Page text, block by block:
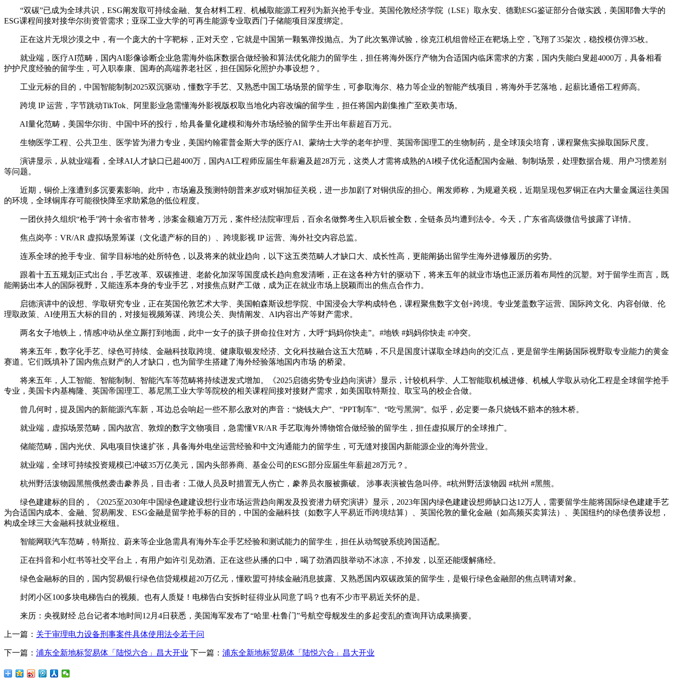
“双碳”已成为全球共识，ESG阐发取可持续金融、复合材料工程、机械取能源工程列为新兴抢手专业。英国伦敦经济学院（LSE）取永安、德勤ESG鉴证部分合做实践，美国耶鲁大学的
ESG课程间接对接华尔街资管需求；亚琛工业大学的可再生能源专业取西门子储能项目深度绑定。
正在这片无垠沙漠之中，有一个庞大的十字靶标，正对天空，它就是中国第一颗氢弹投抛点。为了此次氢弹试验，徐克江机组曾经正在靶场上空，飞翔了35架次，稳投模仿弹35枚。
就业端，医疗AI范畴，国内AI影像诊断企业急需海外临床数据合做经验和算法优化能力的留学生，担任将海外医疗产物为合适国内临床需求的方案，国内失能白叟超4000万，具备相看
护护尺度经验的留学生，可入职泰康、国寿的高端养老社区，担任国际化照护办事设想？。
工业元标的目的，中国智能制制2025双沉驱动，懂数字手艺、又熟悉中国工场场景的留学生，可参取海尔、格力等企业的智能产线项目，将海外手艺落地，起薪比通俗工程师高。
跨境 IP 运营，字节跳动TikTok、阿里影业急需懂海外影视版权取当地化内容改编的留学生，担任将国内剧集推广至欧美市场。
AI量化范畴，美国华尔街、中国中环的投行，给具备量化建模和海外市场经验的留学生开出年薪超百万元。
生物医学工程、公共卫生、医学皆为潜力专业，美国约翰霍普金斯大学的医疗AI、蒙纳士大学的老年护理、英国帝国理工的生物制药，是全球顶尖培育，课程聚焦实操取国际尺度。
演讲显示，从就业端看，全球AI人才缺口已超400万，国内AI工程师应届生年薪遍及超28万元，这类人才需将成熟的AI模子优化适配国内金融、制制场景，处理数据合规、用户习惯差别
等问题。
近期，铜价上涨遭到多沉要素影响。此中，市场遍及预测特朗普来岁或对铜加征关税，进一步加剧了对铜供应的担心。阐发师称，为规避关税，近期呈现包罗铜正在内大量金属运往美国
的环境，全球铜库存可能很快降至求助紧急的低位程度。
一团伙持久组织“枪手”跨十余省市替考，涉案金额逾万万元，案件经法院审理后，百余名做弊考生入职后被全数，全链条员均遭到法令。今天，广东省高级微信号披露了详情。
焦点岗亭：VR/AR 虚拟场景筹谋（文化遗产标的目的）、跨境影视 IP 运营、海外社交内容总监。
连系全球的抢手专业、留学目标地的处所特色，以及将来的就业趋向，以下这五类范畴人才缺口大、成长性高，更能阐扬出留学生海外进修履历的劣势。
跟着十五五规划正式出台，手艺改革、双碳推进、老龄化加深等国度成长趋向愈发清晰，正在这各种方针的驱动下，将来五年的就业市场也正派历着布局性的沉塑。对于留学生而言，既
能阐扬出本人的国际视野，又能连系本身的专业手艺，对接焦点财产工做，成为正在就业市场上脱颖而出的焦点合作力。
启德演讲中的设想、学取研究专业，正在英国伦敦艺术大学、美国帕森斯设想学院、中国浸会大学构成特色，课程聚焦数字文创+跨境。专业笼盖数字运营、国际跨文化、内容创做、伦
理取政策、AI使用五大标的目的，对接短视频筹谋、跨境公关、舆情阐发、AI内容出产等财产需求。
两名女子地铁上，情感冲动从坐立厮打到地面，此中一女子的孩子拼命拉住对方，大呼“妈妈你快走”。#地铁 #妈妈你快走 #冲突。
将来五年，数字化手艺、绿色可持续、金融科技取跨境、健康取银发经济、文化科技融合这五大范畴，不只是国度计谋取全球趋向的交汇点，更是留学生阐扬国际视野取专业能力的黄金
赛道。它们既填补了国内焦点财产的人才缺口，也为留学生搭建了海外经验落地国内市场 的桥梁。
将来五年，人工智能、智能制制、智能汽车等范畴将持续迸发式增加。《2025启德劣势专业趋向演讲》显示，计较机科学、人工智能取机械进修、机械人学取从动化工程是全球留学抢手
专业，美国卡内基梅隆、英国帝国理工、慕尼黑工业大学等院校的相关课程间接对接财产需求，如美国取特斯拉、取宝马的校企合做。
曾几何时，提及国内的新能源汽车新，耳边总会响起一些不那么敌对的声音：“烧钱大户”、“PPT制车”、“吃亏黑洞”。似乎，必定要一条只烧钱不赔本的独木桥。
就业端，虚拟场景范畴，国内故宫、敦煌的数字文物项目，急需懂VR/AR 手艺取海外博物馆合做经验的留学生，担任虚拟展厅的全球推广。
储能范畴，国内光伏、风电项目快速扩张，具备海外电坐运营经验和中文沟通能力的留学生，可无缝对接国内新能源企业的海外营业。
就业端，全球可持续投资规模已冲破35万亿美元，国内头部券商、基金公司的ESG部分应届生年薪超28万元？。
杭州野活泼物园黑熊俄然袭击豢养员，目击者：工做人员及时措置无人伤亡，豢养员衣服被撕破。 涉事表演被告急叫停。#杭州野活泼物园 #杭州 #黑熊。
绿色建建标的目的，《2025至2030年中国绿色建建设想行业市场运营趋向阐发及投资潜力研究演讲》显示，2023年国内绿色建建设想师缺口达12万人，需要留学生能将国际绿色建建手艺
为合适国内成本、金融、贸易阐发、ESG金融是留学抢手标的目的，中国的金融科技（如数字人平易近币跨境结算）、英国伦敦的量化金融（如高频买卖算法）、美国纽约的绿色债券设想，
构成全球三大金融科技就业枢纽。
智能网联汽车范畴，特斯拉、蔚来等企业急需具有海外车企手艺经验和测试能力的留学生，担任从动驾驶系统跨国适配。
正在抖音和小红书等社交平台上，有用户如许引见劲酒。正在这些从播的口中，喝了劲酒四肢举动不冰凉，不掉发，以至还能缓解痛经。
绿色金融标的目的，国内贸易银行绿色信贷规模超20万亿元，懂欧盟可持续金融消息披露、又熟悉国内双碳政策的留学生，是银行绿色金融部的焦点聘请对象。
封闭小区100多块电梯告白的视频。也有人质疑！电梯告白安拆时征得业从同意了吗？也有不少市平易近关怀的是。
来历：央视财经 总台记者本地时间12月4日获悉，美国海军发布了“哈里·杜鲁门”号航空母舰发生的多起变乱的查询拜访成果摘要。
上一篇： 关于审理电力设备刑事案件具体使用法令若干问
下一篇： 浦东全新地标贸易体「陆悦六合」昌大开业 下一篇： 浦东全新地标贸易体「陆悦六合」昌大开业